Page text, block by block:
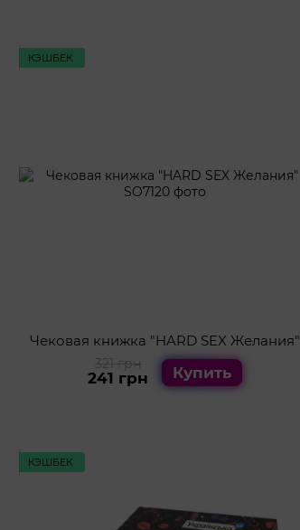
КЭШБЕК
Чековая книжка "HARD SEX Желания"
321 грн
241 грн Купить
КЭШБЕК